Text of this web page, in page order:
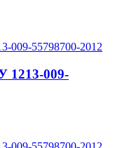
1213-009-